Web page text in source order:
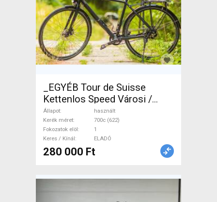
_EGYÉB Tour de Suisse
Kettenlos Speed Városi /
Cruiser tárcsafék használt
ELADÓ
Állapot
használt
Kerék méret
700c (622)
Fokozatok elöl
1
Keres / Kínál
ELADÓ
280 000 Ft